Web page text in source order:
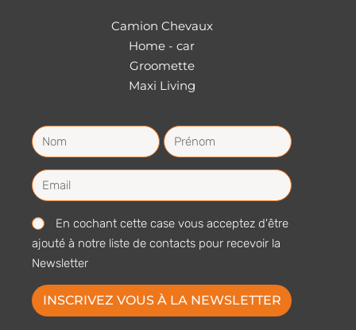
Camion Chevaux
Home - car
Groomette
Maxi Living
En cochant cette case vous acceptez d'être
ajouté à notre liste de contacts pour recevoir la
Newsletter
INSCRIVEZ VOUS À LA NEWSLETTER